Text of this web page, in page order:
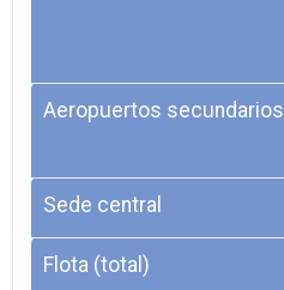
Aeropuertos secundarios
Sede central
Flota (total)